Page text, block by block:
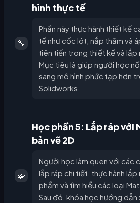
🔧
hình thực tế
Phần này thực hành thiết kế
tế như cốc lót, nắp thăm và
tiên tiến trong thiết kế và lắp
Mục tiêu là giúp người học
sang mô hình phức tạp hơn
Solidworks.
🧩
Học phần 5: Lắp ráp với
bản vẽ 2D
Người học làm quen với các
lắp ráp chi tiết, thực hành lắp
phẩm và tìm hiểu các loại
Sau đó, khóa học hướng dẫn